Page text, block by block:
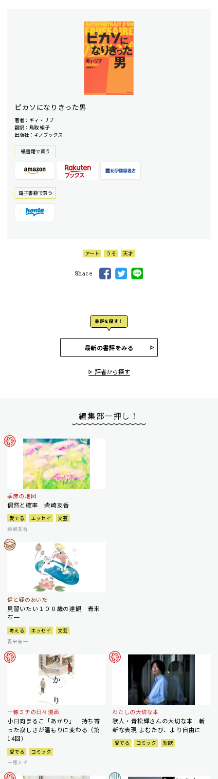
ピカソになりきった男
著者：ギィ・リブ
翻訳：鳥取 絹子
出版社：キノブックス
紙書籍で買う
電⼦書籍で買う
アート うそ 天才
Share
書評を探す！
最新の書評をみる
評者から探す
編集部一押し！
季節の地図
偶然と確率 柴崎友香
愛でる エッセイ
文芸
柴崎友香
信と疑のあいだ
見習いたい１００歳の達観 青来
有一
考える エッセイ
文芸
青来有一
一穂ミチの日々漫画
小日向まるこ「あかり」 持ち寄
った寂しさが温もりに変わる（第
14回）
愛でる
コミック
一穂ミチ
わたしの大切な本
歌人・青松輝さんの大切な本 斬
新な表現 よむたび、より自由に
愛でる コミック 短歌